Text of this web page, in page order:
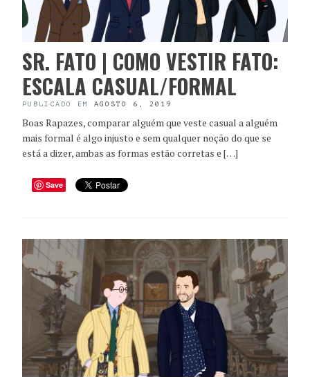
SR. FATO | COMO VESTIR FATO:
ESCALA CASUAL/FORMAL
PUBLICADO EM AGOSTO 6, 2019
Boas Rapazes, comparar alguém que veste casual a alguém
mais formal é algo injusto e sem qualquer noção do que se
está a dizer, ambas as formas estão corretas e […]
Save